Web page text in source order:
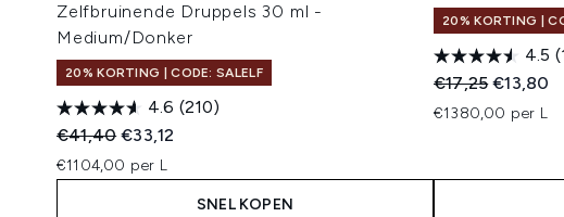
Zelfbruinende Druppels 30 ml -
Medium/Donker
20% KORTING | CODE: SALELF
4.6 (210)
Recommended Retail Price:
€41,40Huidige prijs:
€33,12
€1104,00 per L
SNEL KOPEN
20% KORTING |
4.5
Recommended
€17,25Huidige
€13,80
€1380,00 per L